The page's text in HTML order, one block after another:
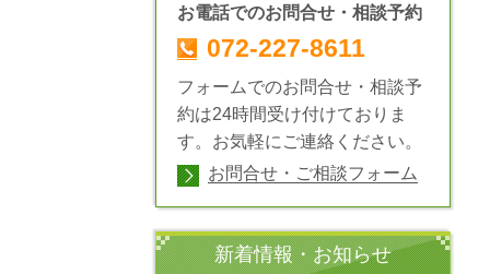
お電話でのお問合せ・相談予約
072-227-8611
フォームでのお問合せ・相談予
約は24時間受け付けておりま
す。お気軽にご連絡ください。
お問合せ・ご相談フォーム
新着情報・お知らせ